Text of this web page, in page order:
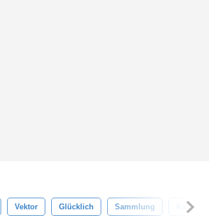
Vektor Glücklich Sammlung Karte